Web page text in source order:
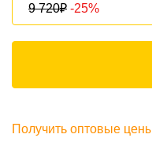
9 720₽ -25%
Получить оптовые